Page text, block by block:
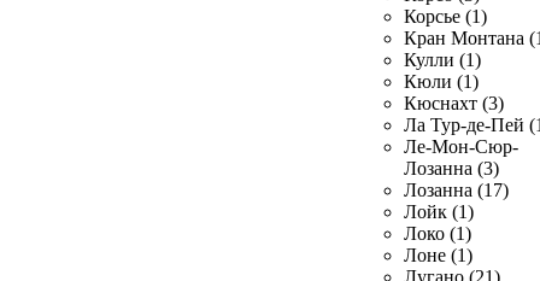
Корсье (1)
Кран Монтана
Кулли (1)
Кюли (1)
Кюснахт (3)
Ла Тур-де-Пей
Ле-Мон-Сюр-
Лозанна (3)
Лозанна (17)
Лойк (1)
Локо (1)
Лоне (1)
Лугано (21)